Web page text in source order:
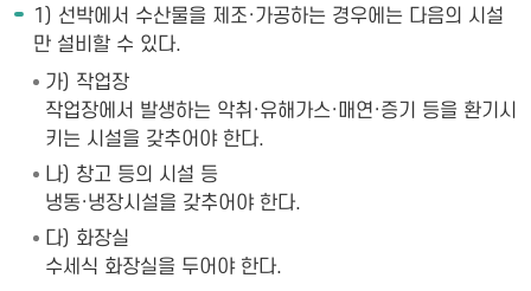
1) 선박에서 수산물을 제조·가공하는 경우에는 다음의 시설
만 설비할 수 있다.
가) 작업장
작업장에서 발생하는 악취·유해가스·매연·증기 등을 환기시
키는 시설을 갖추어야 한다.
나) 창고 등의 시설 등
냉동·냉장시설을 갖추어야 한다.
다) 화장실
수세식 화장실을 두어야 한다.